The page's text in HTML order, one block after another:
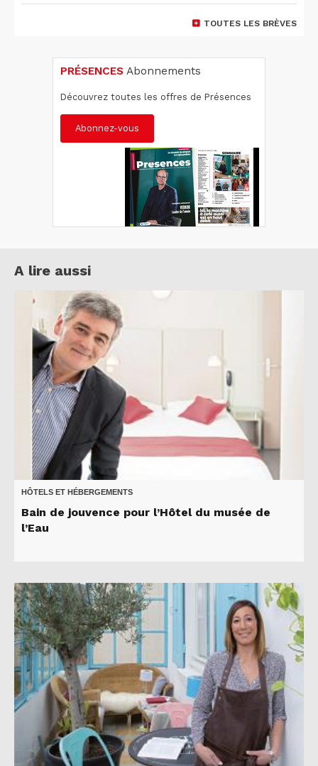
TOUTES LES BRÈVES
PRÉSENCES Abonnements
Découvrez toutes les offres de Présences
Abonnez-vous
A lire aussi
HÔTELS ET HÉBERGEMENTS
Bain de jouvence pour l’Hôtel du musée de
l’Eau